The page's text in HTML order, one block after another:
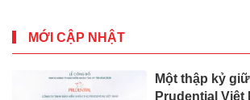
MỚI CẬP NHẬT
Một thập kỷ
Prudential Việt